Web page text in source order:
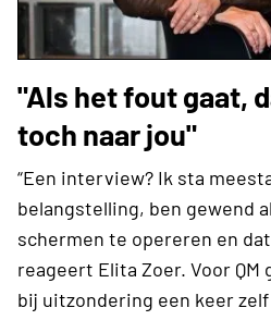
"Als het fout gaat,
toch naar jou"
“Een interview? Ik sta
belangstelling, ben gewend
schermen te opereren en
reageert Elita Zoer. Voor QM
bij uitzondering een keer